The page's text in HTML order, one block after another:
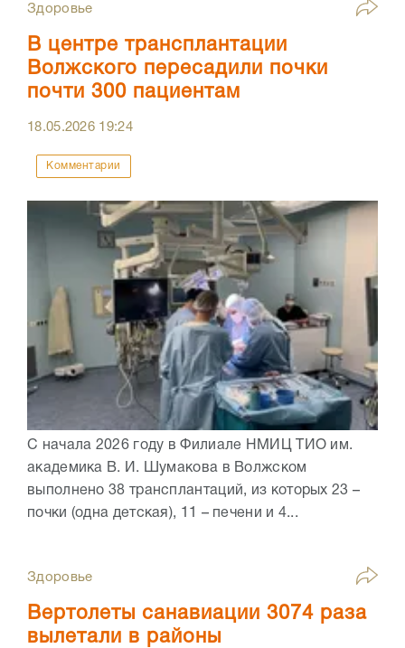
Здоровье
В центре трансплантации
Волжского пересадили почки
почти 300 пациентам
18.05.2026 19:24
Комментарии
С начала 2026 году в Филиале НМИЦ ТИО им.
академика В. И. Шумакова в Волжском
выполнено 38 трансплантаций, из которых 23 –
почки (одна детская), 11 – печени и 4...
Здоровье
Вертолеты санавиации 3074 раза
вылетали в районы